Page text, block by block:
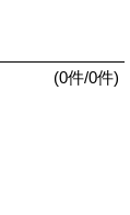
(0件/0件)